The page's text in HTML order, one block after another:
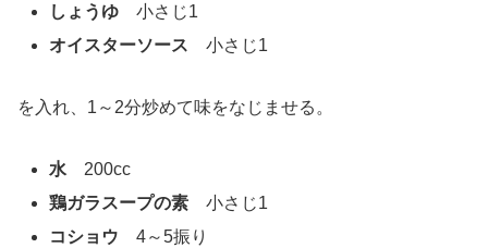
しょうゆ 小さじ1
オイスターソース 小さじ1
を入れ、1～2分炒めて味をなじませる。
水 200cc
鶏ガラスープの素 小さじ1
コショウ 4～5振り